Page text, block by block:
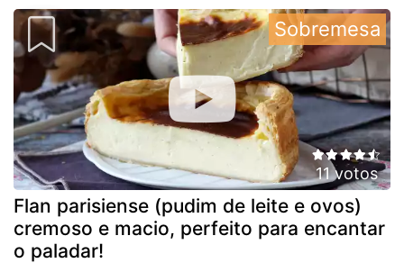
11 votos
Flan parisiense (pudim de leite e ovos)
cremoso e macio, perfeito para encantar
o paladar!
Sobremesa